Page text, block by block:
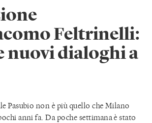
Feltrinelli:
nuovi dialoghi a
Pasubio non è più quello che Milano
anni fa. Da poche settimana è stato